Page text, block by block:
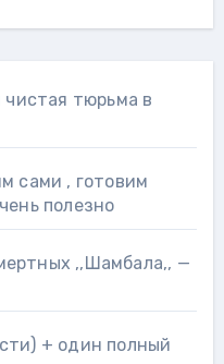
тюрьма в
сами , готовим
полезно
,,Шамбала,, —
+ один полный